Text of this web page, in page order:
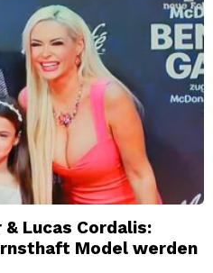
Lucas Cordalis:
Model werden